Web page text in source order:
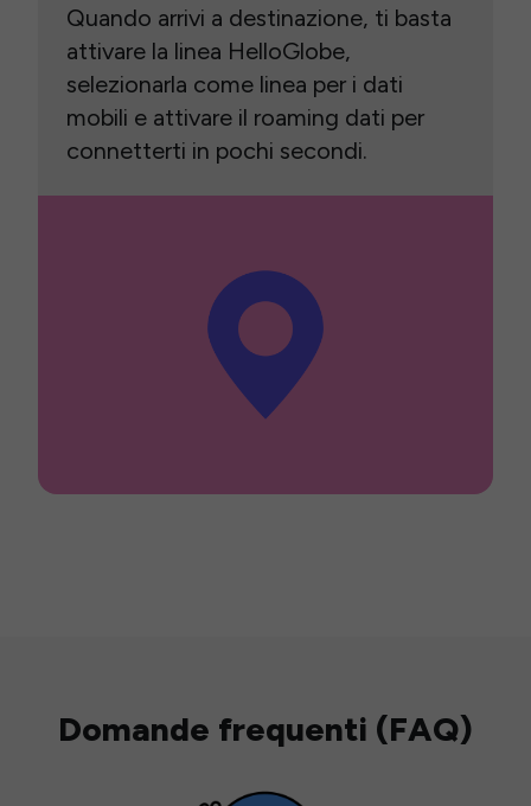
Quando arrivi a destinazione, ti basta
attivare la linea HelloGlobe,
selezionarla come linea per i dati
mobili e attivare il roaming dati per
connetterti in pochi secondi.
Domande frequenti (FAQ)